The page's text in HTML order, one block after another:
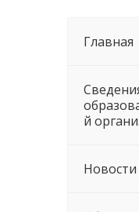
Главная
й
Новости